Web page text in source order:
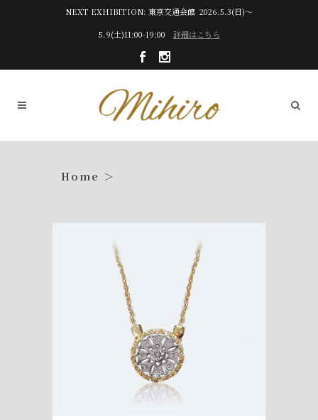
NEXT EXHIBITION: 東京交通会館 2026.5.3(日)～
5.9(土)11:00-19:00 詳細はこちら